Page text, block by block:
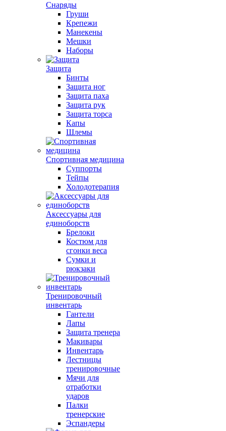
Снаряды
Груши
Крепежи
Манекены
Мешки
Наборы
Защита
Бинты
Защита ног
Защита паха
Защита рук
Защита торса
Капы
Шлемы
Спортивная медицина
Суппорты
Тейпы
Холодотерапия
Аксессуары для
единоборств
Брелоки
Костюм для
сгонки веса
Сумки и
рюкзаки
Тренировочный
инвентарь
Гантели
Лапы
Защита тренера
Макивары
Инвентарь
Лестницы
тренировочные
Мячи для
отработки
ударов
Палки
тренерские
Эспандеры